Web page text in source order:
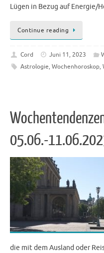
Lügen in Bezug auf Energie/
Continue reading
Cord Juni 11, 2023
Astrologie, Wochenhoroskop,
05.06.-
die mit dem Ausland oder